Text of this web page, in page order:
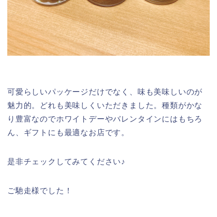
可愛らしいパッケージだけでなく、味も美味しいのが
魅力的。どれも美味しくいただきました。種類がかな
り豊富なのでホワイトデーやバレンタインにはもちろ
ん、ギフトにも最適なお店です。
是非チェックしてみてください♪
ご馳走様でした！